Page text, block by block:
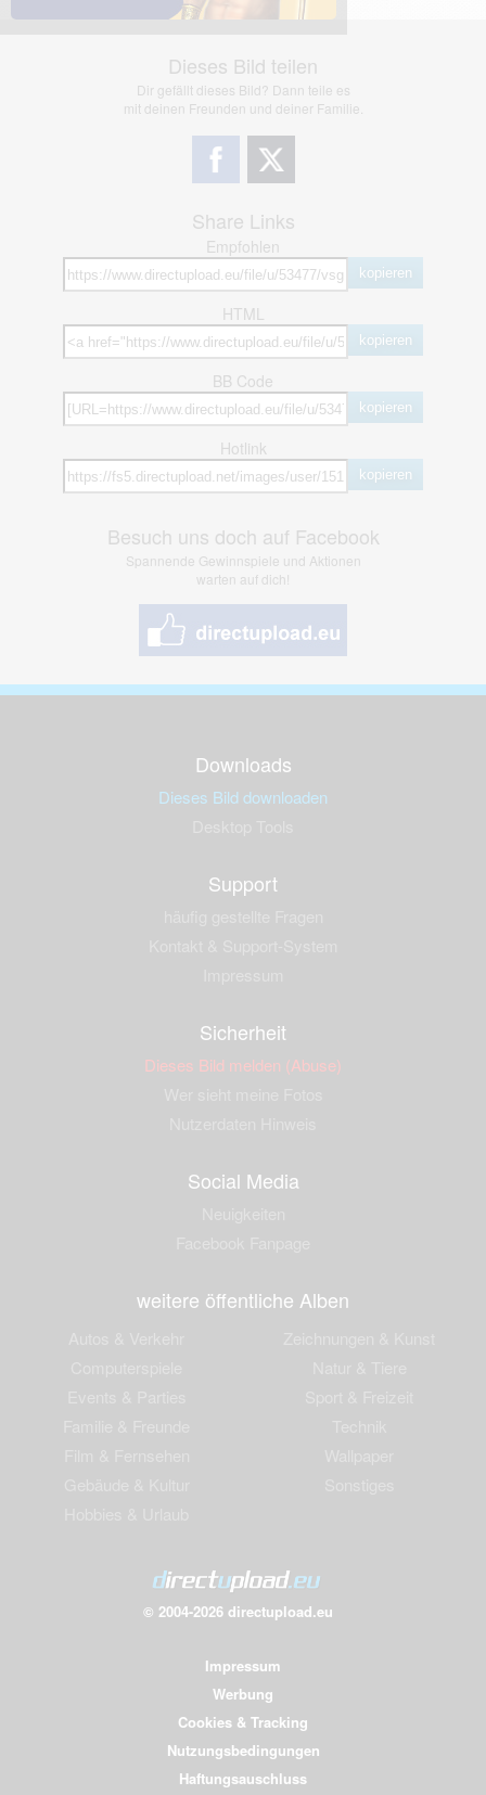
Dieses Bild teilen
Dir gefällt dieses Bild? Dann teile es
mit deinen Freunden und deiner Familie.
Share Links
Empfohlen
kopieren
HTML
kopieren
BB Code
kopieren
Hotlink
kopieren
Besuch uns doch auf Facebook
Spannende Gewinnspiele und Aktionen
warten auf dich!
Downloads
Dieses Bild downloaden
Support
Sicherheit
Dieses Bild melden (Abuse)
Social Media
weitere öffentliche Alben
© 2004-2026 directupload.eu
Impressum
Werbung
Cookies & Tracking
Nutzungsbedingungen
Haftungsauschluss